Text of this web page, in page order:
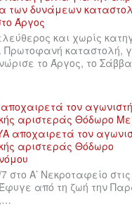
και χωρίς
Πρωτοφανή καταστολή,
το Άργος, το
τον
αριστεράς Θόδωρο
στο Α’ Νεκροταφείο
από τη ζωή την